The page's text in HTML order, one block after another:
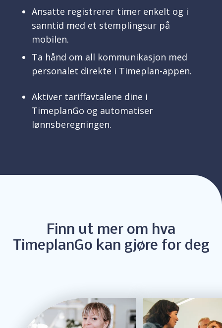
Ansatte registrerer timer enkelt og i
sanntid med et stemplingsur på
mobilen.
Ta hånd om all kommunikasjon med
personalet direkte i Timeplan-appen.
Aktiver tariffavtalene dine i
TimeplanGo og automatiser
lønnsberegningen.
Finn ut mer om hva
TimeplanGo kan gjøre for deg